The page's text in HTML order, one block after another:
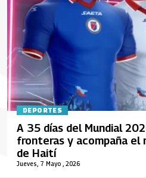
DEPORTES
Jueves, 7 Mayo , 2026
A 35 días del Mundial
fronteras y acompaña el
de Haití